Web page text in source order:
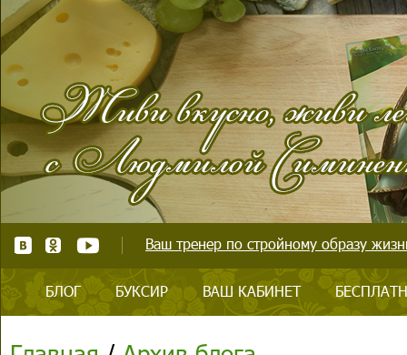
Ваш тренер по стройному образу
БЛОГ БУКСИР ВАШ КАБИНЕТ